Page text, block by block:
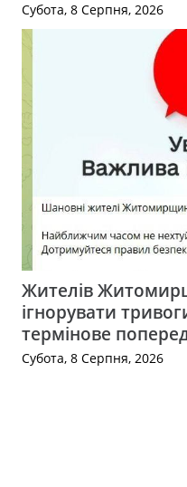
Субота, 8 Серпня, 2026
Жителів
ігнорувати
термінове
Субота, 8 Серпня, 2026